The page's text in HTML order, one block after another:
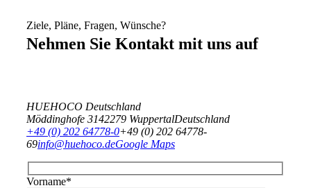
Nehmen Sie Kontakt mit uns auf
Ziele, Pläne, Fragen, Wünsche?
HUEHOCO Deutschland
Möddinghofe 3142279 WuppertalDeutschland
+49 (0) 202 64778-0+49 (0) 202 64778-
69info@huehoco.deGoogle Maps
Vorname*